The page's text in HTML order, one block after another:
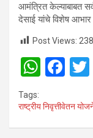
आमंत्रित केल्याबाबत
देसाई यांचे विशेष
Post Views: 238
W
at
s
F
ce
b
Tags:
राष्ट्रीय निवृत्तीवेतन